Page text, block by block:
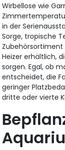
Wirbellose wie
in der
Sorge, tropische
Zubehörsortiment
Heizer erhältlich,
sorgen. Egal, ob
entscheidet, die
geringer
dritte oder vierte